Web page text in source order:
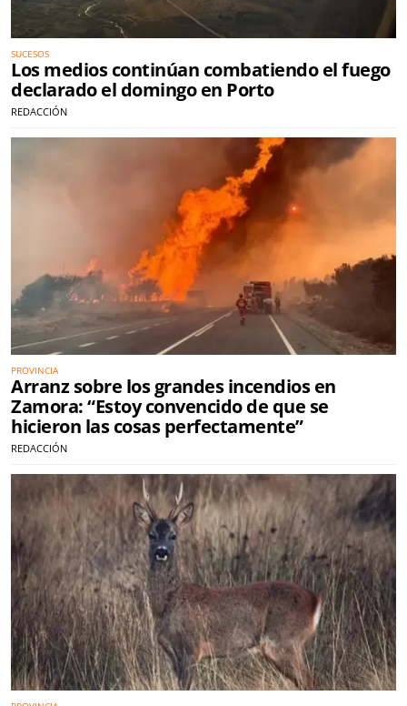
SUCESOS
Los medios continúan combatiendo el fuego
declarado el domingo en Porto
REDACCIÓN
PROVINCIA
Arranz sobre los grandes incendios en
Zamora: “Estoy convencido de que se
hicieron las cosas perfectamente”
REDACCIÓN